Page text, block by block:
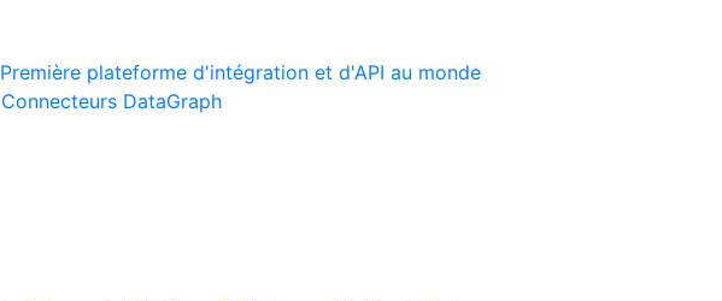
Première plateforme d'intégration et d'API au monde
Connecteurs DataGraph